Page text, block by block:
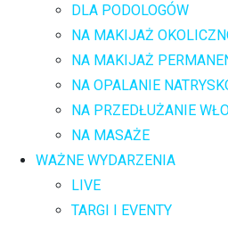
DLA PODOLOGÓW
NA MAKIJAŻ
NA MAKIJAŻ
NA OPALANIE
NA PRZEDŁUŻANIE
NA MASAŻE
WAŻNE WYDARZENIA
LIVE
TARGI I EVENTY